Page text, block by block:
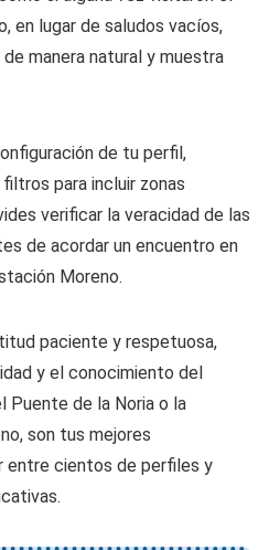
en lugar de saludos vacíos,
manera natural y muestra
de tu perfil,
para incluir zonas
verificar la veracidad de las
de acordar un encuentro en
Moreno.
paciente y respetuosa,
y el conocimiento del
Puente de la Noria o la
son tus mejores
entre cientos de perfiles y